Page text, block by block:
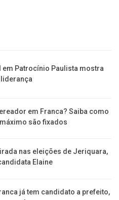
em Patrocínio Paulista mostra
em Franca? Saiba como
são fixados
nas eleições de Jeriquara,
Elaine
já tem candidato a prefeito,